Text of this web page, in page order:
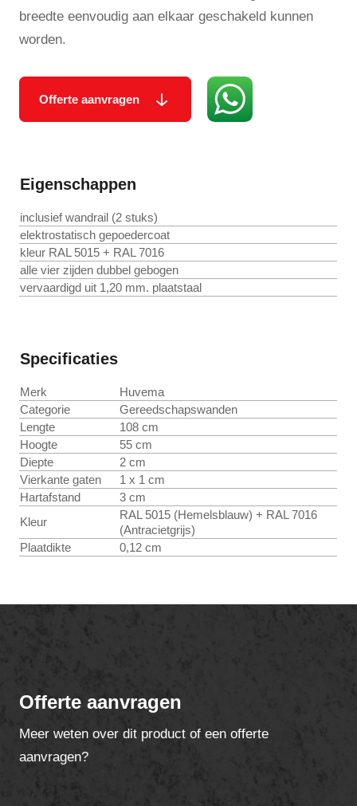
breedte eenvoudig aan elkaar geschakeld kunnen
worden.
Offerte aanvragen
Eigenschappen
inclusief wandrail (2 stuks)
elektrostatisch gepoedercoat
kleur RAL 5015 + RAL 7016
alle vier zijden dubbel gebogen
vervaardigd uit 1,20 mm. plaatstaal
Specificaties
Merk
Huvema
Categorie
Gereedschapswanden
Lengte
108 cm
Hoogte
55 cm
Diepte
2 cm
Vierkante gaten
1 x 1 cm
Hartafstand
3 cm
Kleur
RAL 5015 (Hemelsblauw) + RAL 7016
(Antracietgrijs)
Plaatdikte
0,12 cm
Offerte aanvragen
Meer weten over dit product of een offerte
aanvragen?